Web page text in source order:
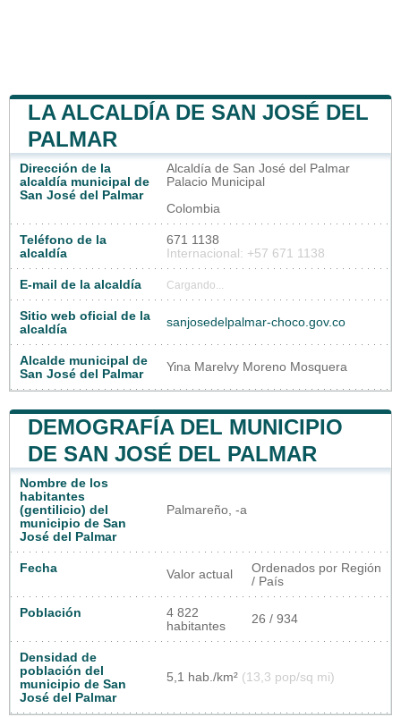
LA ALCALDÍA DE SAN JOSÉ DEL
PALMAR
Dirección de la
alcaldía municipal de
San José del Palmar
Alcaldía de San José del Palmar
Palacio Municipal
Colombia
Teléfono de la
alcaldía
671 1138
Internacional: +57 671 1138
E-mail de la alcaldía Cargando...
Sitio web oficial de la
alcaldía
sanjosedelpalmar-choco.gov.co
Alcalde municipal de
San José del Palmar
Yina Marelvy Moreno Mosquera
DEMOGRAFÍA DEL MUNICIPIO
DE SAN JOSÉ DEL PALMAR
Nombre de los
habitantes
(gentilicio) del
municipio de San
José del Palmar
Palmareño, -a
Fecha Valor actual
Ordenados por Región
/ País
Población
4 822
habitantes
26 / 934
Densidad de
población del
municipio de San
José del Palmar
5,1 hab./km² (13,3 pop/sq mi)